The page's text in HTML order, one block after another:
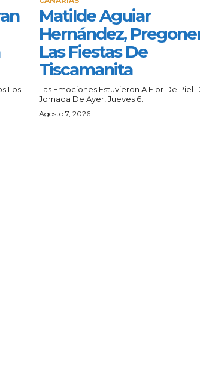
Los
Matilde Aguiar
Hernández,
Las Fiestas De
Tiscamanita
Las Emociones Estuvieron A Flor De Piel
Jornada De Ayer, Jueves 6...
Agosto 7, 2026